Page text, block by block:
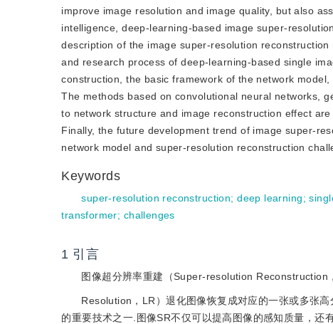
improve image resolution and image quality, but also
intelligence, deep-learning-based image super-
description of the image super-resolution
and research process of deep-learning-based single
construction, the basic framework of the network
The methods based on convolutional neural networks,
to network structure and image reconstruction effect
Finally, the future development trend of image super-
network model and super-resolution reconstruction
Keywords
super-resolution reconstruction;deep learning;
transformer; challenges
1 引言
图像超分辨率重建（Super-resolution Reconstruction
Resolution，LR）退化图像恢复成对应的一张或多张
的重要技术之一.图像SR不仅可以提高图像的感知质量，